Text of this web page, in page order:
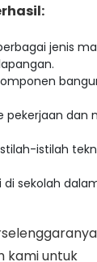
jenis
pekerjaan dan
istilah
sekolah
kami untuk